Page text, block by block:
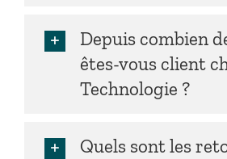
Depuis combien
êtes-vous client
Technologie ?
Quels sont les